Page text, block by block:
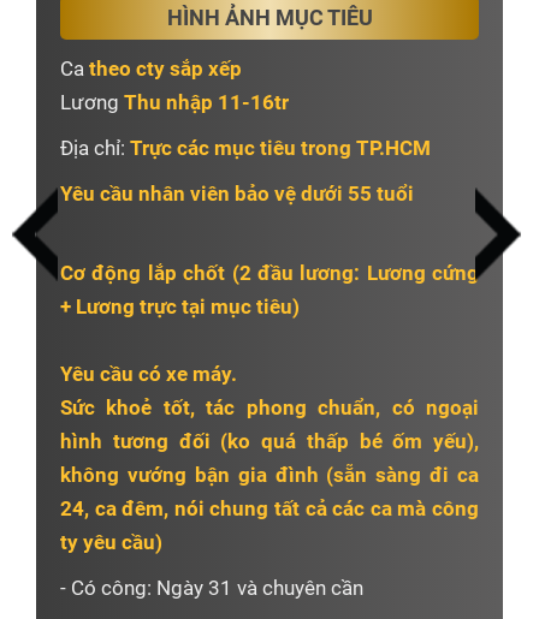
Gò Vấp Thủ Đức Tân Bình
Tân Phú
Bình Chánh Hóc Môn
Long An Cơ Động
HÌNH ẢNH MỤC TIÊU
Ca theo cty sắp xếp
Lương Thu nhập 11-16tr
Địa chỉ: Trực các mục tiêu trong TP.HCM
Yêu cầu nhân viên bảo vệ dưới 55 tuổi
Cơ động lắp chốt (2 đầu lương: Lương cứng
+ Lương trực tại mục tiêu)
Yêu cầu có xe máy.
Sức khoẻ tốt, tác phong chuẩn, có ngoại
hình tương đối (ko quá thấp bé ốm yếu),
không vướng bận gia đình (sẵn sàng đi ca
24, ca đêm, nói chung tất cả các ca mà công
ty yêu cầu)
- Có công: Ngày 31 và chuyên cần